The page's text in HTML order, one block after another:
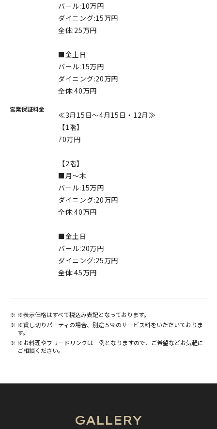
営業保証料金
バール:10万円
ダイニング:15万円
全体:25万円
■金土日
バール:15万円
ダイニング:20万円
全体:40万円
≪3月15日～4月15日・12月≫
【1階】
70万円
【2階】
■月～木
バール:15万円
ダイニング:20万円
全体:40万円
■金土日
バール:20万円
ダイニング:25万円
全体:45万円
※表示価格はすべて税込み表記となっております。
※貸し切りパーティの場合、別途５％のサービス料をいただいておりま
す。
※お料理やフリードリンクは一例となりますので、ご希望などお気軽に
ご相談ください。
GALLERY